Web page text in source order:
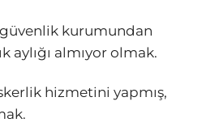
kurumundan
aylığı almıyor olmak.
hizmetini yapmış,